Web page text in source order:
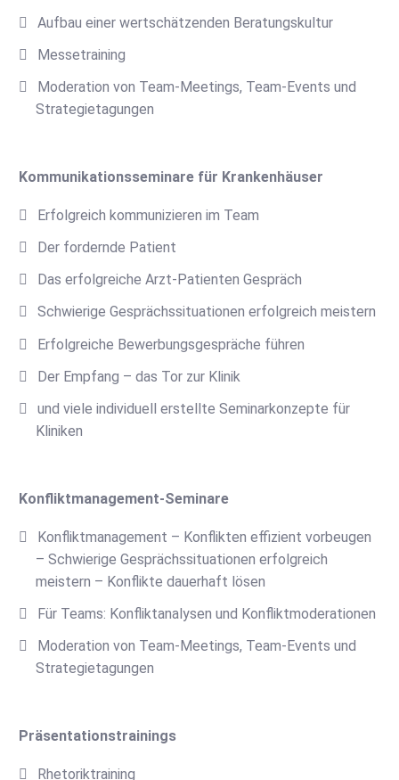
Aufbau einer wertschätzenden Beratungskultur
Messetraining
Moderation von Team-Meetings, Team-Events und
Strategietagungen
Kommunikationsseminare für Krankenhäuser
Erfolgreich kommunizieren im Team
Der fordernde Patient
Das erfolgreiche Arzt-Patienten Gespräch
Schwierige Gesprächssituationen erfolgreich meistern
Erfolgreiche Bewerbungsgespräche führen
Der Empfang – das Tor zur Klinik
und viele individuell erstellte Seminarkonzepte für
Kliniken
Konfliktmanagement-Seminare
Konfliktmanagement – Konflikten effizient vorbeugen
– Schwierige Gesprächssituationen erfolgreich
meistern – Konflikte dauerhaft lösen
Für Teams: Konfliktanalysen und Konfliktmoderationen
Moderation von Team-Meetings, Team-Events und
Strategietagungen
Präsentationstrainings
Rhetoriktraining